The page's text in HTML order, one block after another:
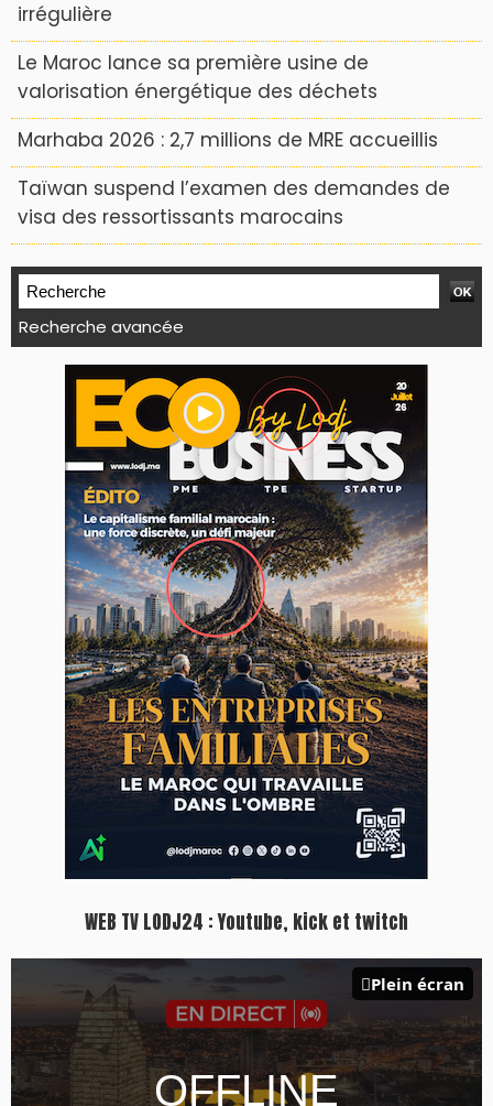
irrégulière
Le Maroc lance sa première usine de
valorisation énergétique des déchets
Marhaba 2026 : 2,7 millions de MRE accueillis
Taïwan suspend l’examen des demandes de
visa des ressortissants marocains
Recherche avancée
WEB TV LODJ24 : Youtube, kick et twitch
Plein écran